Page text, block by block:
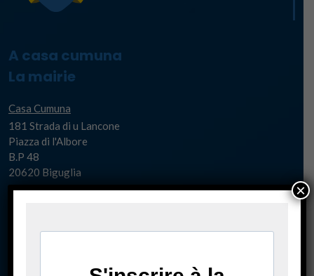
A casa cumuna
La mairie
Casa Cumuna
181 Strada di u Lancone
Piazza di l'Albore
B.P 48
20620 Biguglia
casacumuna@biguglia.corsica
×